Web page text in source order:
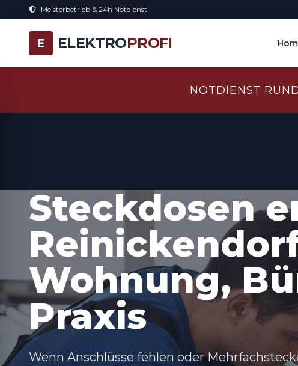
Meisterbetrieb & 24h Notdienst
E ELEKTROPROFI
NOTDIENST
Steckdosen
Wohnung,
Praxis
Wenn Anschlüsse fehlen oder